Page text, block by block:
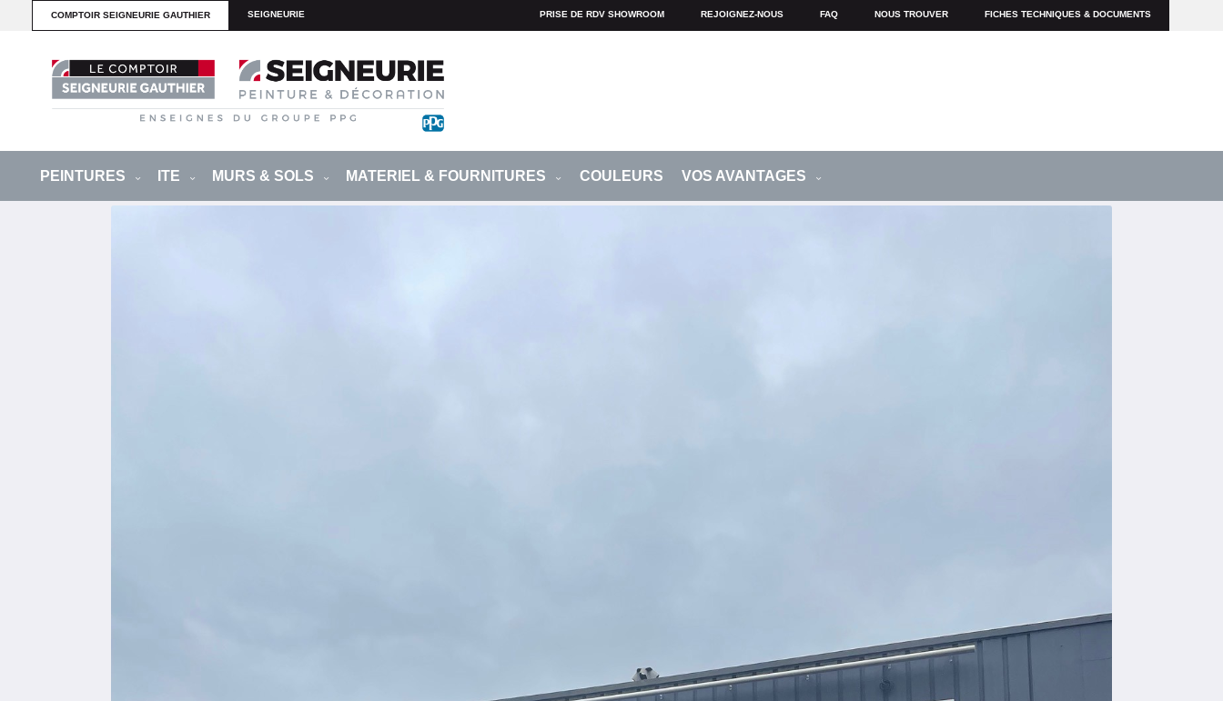
COMPTOIR SEIGNEURIE GAUTHIER SEIGNEURIE PRISE DE RDV SHOWROOM REJOIGNEZ-NOUS FAQ NOUS TROUVER FICHES TECHNIQUES & DOCUMENTS
PEINTURES ITE MURS & SOLS MATERIEL & FOURNITURES COULEURS VOS AVANTAGES